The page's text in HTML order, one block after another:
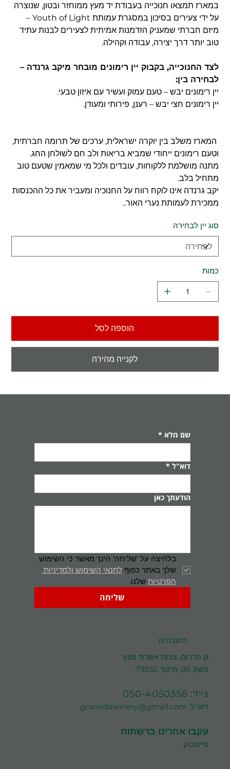
במארז תמצאו חנוכייה בעבודת יד מעץ ממוחזר ובטון, שנוצרה
על ידי צעירים בסיכון במסגרת עמותת Youth of Light –
מיזם חברתי שמעניק הזדמנות אמיתית לצעירים לבנות עתיד
טוב יותר דרך יצירה, עבודה וקהילה.
לצד החנוכייה, בקבוק יין רימונים מובחר מיקב גרנדה –
לבחירה בין:
יין רימונים יבש – טעם עמוק ועשיר עם איזון טבעי.
יין רימונים חצי יבש – רענן, פירותי ומעודן.
המארז משלב בין יוקרה ישראלית, ערכים של תרומה חברתית,
וטעם רימונים ייחודי שמביא בריאות ולב חם לשולחן החג.
מתנה מושלמת ללקוחות, עובדים ולכל מי שמאמין שטעם טוב
מתחיל בלב.
יקב גרנדה אינו לוקח רווח על החנוכיה ומעביר את כל ההכנסות
ממכירת לעמותת נערי האור..
סוג יין לבחירה
כמות
הוספה לסל
לקנייה מהירה
שם מלא *
דוא"ל *
הודעתך כאן
שלך באתר כפוף
הפרטיות שלנו.
שליחה
כתובתינו
גן הדרום, צומת אשדוד צפון
משק 98, מיקוד 79255
נייד: 050-4050356
דוא"ל: granadawinery@gmail.com
עקבו אחרינו ברשתות
פייסבוק